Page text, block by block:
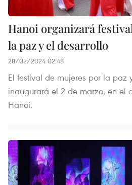
Hanoi organizará
la paz y el desarrollo
28/02/2024 02:48
El festival de mujeres por la paz
inaugurará el 2 de marzo, en el
Hanoi.